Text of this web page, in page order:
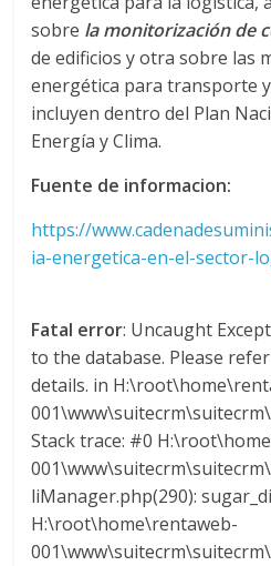
o
r
t
e
d
e
E
q
u
sobre la monitorización de
de edificios y otra sobre las
energética para transporte
incluyen dentro del Plan
Energía y Clima.
Fuente de informacion:
https://
ia-energetica-en-el-sector-
Fatal error: Uncaught
to the database. Please
details. in
Stack trace: #0
liManager.php(290):
H:\root\home\rentaweb-